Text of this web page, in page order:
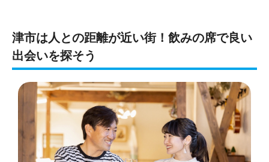
津市は人との距離が近い街！飲みの席で良い
出会いを探そう